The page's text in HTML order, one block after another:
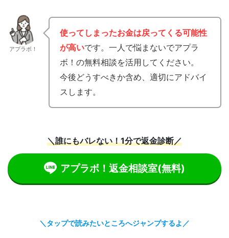
アプラボ！
使ってしまったお金は戻ってくる可能性
が高いです。一人で悩まないでアプラ
ボ！の無料相談を活用してください。
今後どうすべきか含め、適切にアドバイ
スします。
＼誰にもバレない！1分で返金診断／
アプラボ！返金相談室(無料)
＼タップで読みたいところへジャンプするよ／